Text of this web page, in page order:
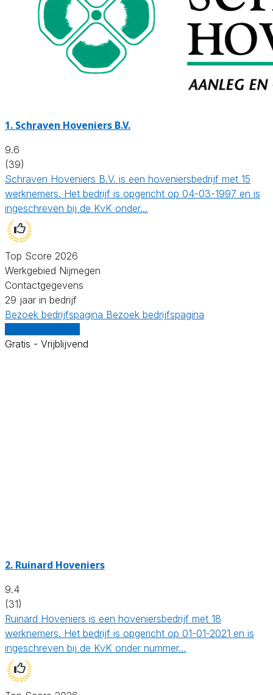
1. Schraven Hoveniers B.V.
9.6
(39)
Schraven Hoveniers B.V. is een hoveniersbedrijf met 15
werknemers. Het bedrijf is opgericht op 04-03-1997 en is
ingeschreven bij de KvK onder…
Top Score 2026
Werkgebied Nijmegen
Contactgegevens
29 jaar in bedrijf
Bezoek bedrijfspagina Bezoek bedrijfspagina
Gratis - Vrijblijvend
2. Ruinard Hoveniers
9.4
(31)
Ruinard Hoveniers is een hoveniersbedrijf met 18
werknemers. Het bedrijf is opgericht op 01-01-2021 en is
ingeschreven bij de KvK onder nummer…